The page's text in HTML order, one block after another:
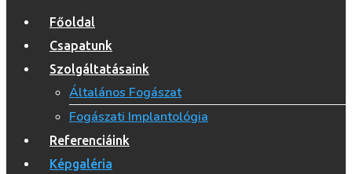
Főoldal
Csapatunk
Szolgáltatásaink
Általános Fogászat
Fogászati Implantológia
Referenciáink
Képgaléria